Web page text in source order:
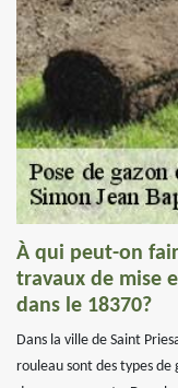
À qui peut-on
travaux de mise
dans le 18370?
Dans la ville de Saint
rouleau sont des types